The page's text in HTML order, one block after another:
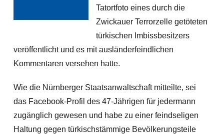
Tatortfoto eines durch die
Zwickauer Terrorzelle getöteten
türkischen Imbissbesitzers
veröffentlicht und es mit ausländerfeindlichen
Kommentaren versehen hatte.
Wie die Nürnberger Staatsanwaltschaft mitteilte, sei
das Facebook-Profil des 47-Jährigen für jedermann
zugänglich gewesen und habe zu einer feindseligen
Haltung gegen türkischstämmige Bevölkerungsteile